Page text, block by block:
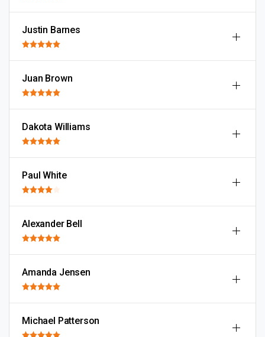
Justin Barnes
Juan Brown
Dakota Williams
Paul White
Alexander Bell
Amanda Jensen
Michael Patterson